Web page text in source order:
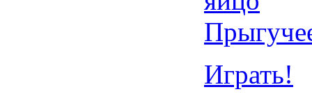
Играть!